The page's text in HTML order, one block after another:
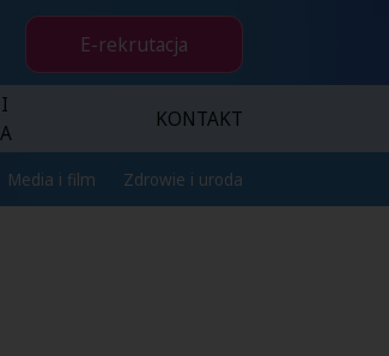
E-rekrutacja
KONTAKT
Media i film Zdrowie i uroda